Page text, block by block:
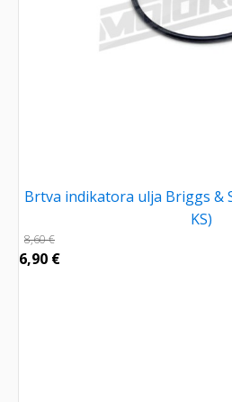
Brtva indikatora ulja Briggs &
KS)
8,60€
6,90 €